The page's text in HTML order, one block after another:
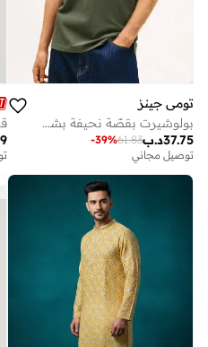
تومي جينز
بولوشيرت بقصّة نحيفة بشعار العلم
د.ب37.75
61.83
-39%
توصيل مجاني